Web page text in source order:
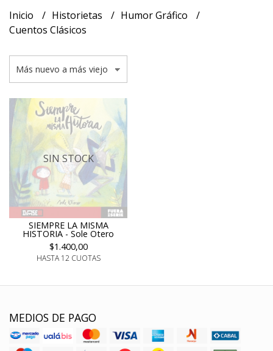
Inicio Historietas
Humor Gráfico
Cuentos Clásicos
SIN STOCK
SIEMPRE LA MISMA
HISTORIA - Sole Otero
$1.400,00
HASTA 12 CUOTAS
MEDIOS DE PAGO